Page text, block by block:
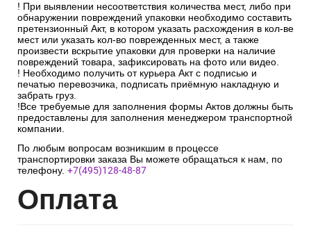
! При выявлении несоответствия количества мест, либо при
обнаружении повреждений упаковки необходимо составить
претензионный Акт, в котором указать расхождения в кол-ве
мест или указать кол-во поврежденных мест, а также
произвести вскрытие упаковки для проверки на наличие
повреждений товара, зафиксировать на фото или видео.
! Необходимо получить от курьера Акт с подписью и
печатью перевозчика, подписать приёмную накладную и
забрать груз.
!Все требуемые для заполнения формы Актов должны быть
предоставлены для заполнения менеджером транспортной
компании.
По любым вопросам возникшим в процессе
транспортировки заказа Вы можете обращаться к нам, по
телефону. +7(495)128-48-87
Оплата